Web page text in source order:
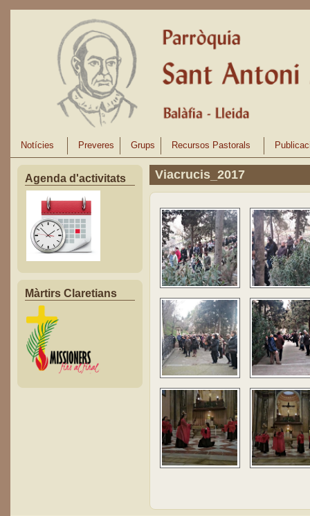
Notícies Preveres Grups Recursos Pastorals
Agenda d'activitats
Màrtirs Claretians
Viacrucis_2017